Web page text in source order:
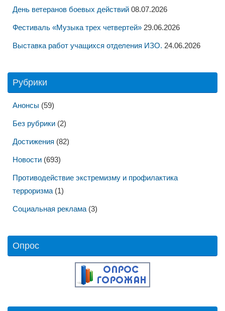
День ветеранов боевых действий 08.07.2026
Фестиваль «Музыка трех четвертей» 29.06.2026
Выставка работ учащихся отделения ИЗО. 24.06.2026
Рубрики
Анонсы (59)
Без рубрики (2)
Достижения (82)
Новости (693)
Противодействие экстремизму и профилактика
терроризма (1)
Социальная реклама (3)
Опрос